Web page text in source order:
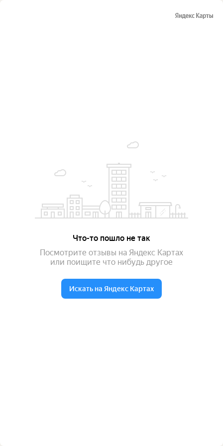
Что-то пошло не так
Посмотрите отзывы на Яндекс Картах
или поищите что нибудь другое
Искать на Яндекс Картах